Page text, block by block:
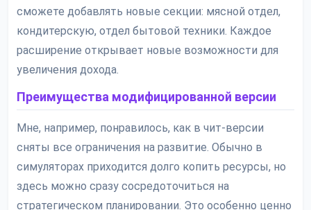
сможете добавлять новые секции: мясной отдел,
кондитерскую, отдел бытовой техники. Каждое
расширение открывает новые возможности для
увеличения дохода.
Преимущества модифицированной версии
Мне, например, понравилось, как в чит-версии
сняты все ограничения на развитие. Обычно в
симуляторах приходится долго копить ресурсы, но
здесь можно сразу сосредоточиться на
стратегическом планировании. Это особенно ценно